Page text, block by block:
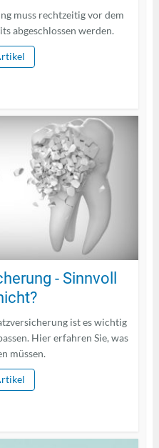
muss rechtzeitig vor dem
abgeschlossen werden.
- Sinnvoll
ist es wichtig
Hier erfahren Sie, was
müssen.